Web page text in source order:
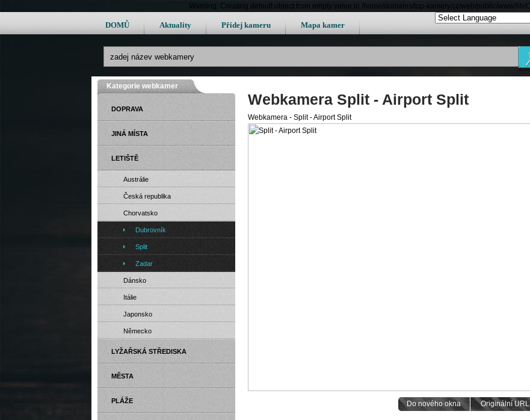
Warning: Creating default object from empty value in /home/domains/top-kamery.cz/web/public/www/lib/
DOMŮ Aktuality Přidej kameru Mapa kamer
Webkamera Split - Airport Split
Webkamera - Split - Airport Split
Do nového okna Originální URL
Kategorie webkamer
DOPRAVA
JINÁ MÍSTA
LETIŠTĚ
Austrálie
Česká republika
Chorvatsko
Dubrovník
Split
Zadar
Dánsko
Itálie
Japonsko
Německo
LYŽAŘSKÁ STŘEDISKA
MĚSTA
PLÁŽE